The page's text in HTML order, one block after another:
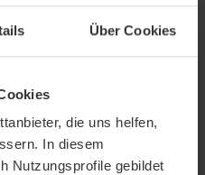
Über Cookies
die uns helfen,
In diesem
Nutzungsprofile gebildet